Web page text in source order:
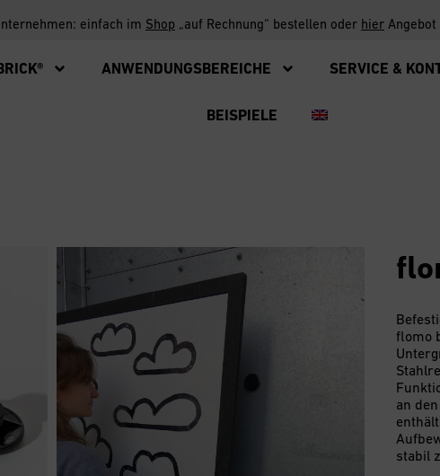
einfach im Shop „auf Rechnung“ bestellen oder hier
ANWENDUNGSBEREICHE SERVICE &
BEISPIELE
flomo
an
stabil